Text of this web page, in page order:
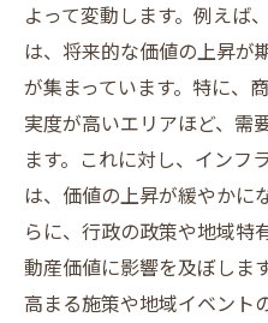
契約交渉におけ
地価変動を見極め大
取る
地価動向の分析
影響力のある政
短期的な地価変動
長期投資を視野に
市場の変化に対
よって変動します。例えば
は、将来的な価値の上昇が
が集まっています。特に、
実度が高いエリアほど、需
ます。これに対し、インフ
は、価値の上昇が緩やかに
らに、行政の政策や地域特
動産価値に影響を及ぼしま
高まる施策や地域イベント